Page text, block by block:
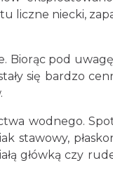
liczne niecki,
Biorąc pod
się bardzo
wodnego.
stawowy,
główką czy